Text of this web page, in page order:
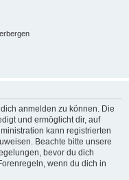
anmelden zu können. Die
und ermöglicht dir, auf
kann registrierten
Beachte bitte unsere
bevor du dich
wenn du dich in